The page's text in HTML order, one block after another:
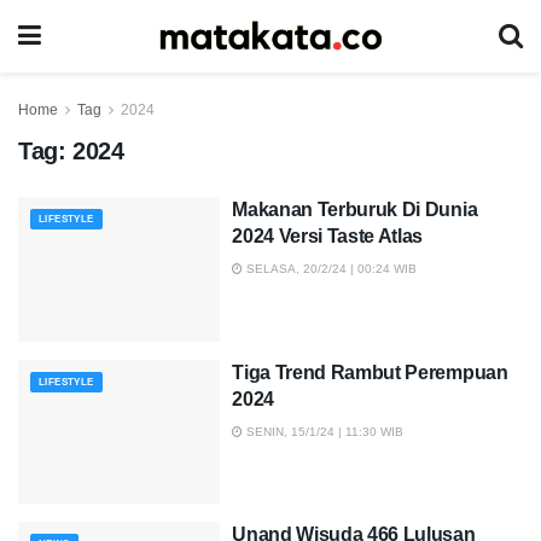
Home Tag 2024
Tag: 2024
LIFESTYLE
Makanan Terburuk Di Dunia
2024 Versi Taste Atlas
SELASA, 20/2/24 | 00:24 WIB
LIFESTYLE
Tiga Trend Rambut Perempuan
2024
SENIN, 15/1/24 | 11:30 WIB
Unand Wisuda 466 Lulusan